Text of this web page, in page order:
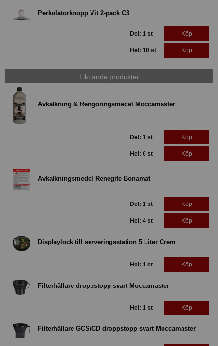
Perkolatorknopp Vit 2-pack C3
Del: 1 st Köp
Hel: 10 st Köp
Liknande produkter
Avkalkning & Rengöringsmedel Moccamaster
Del: 1 st Köp
Hel: 6 st Köp
Avkalkningsmedel Renegite Bonamat
Del: 1 st Köp
Hel: 4 st Köp
Displaylock till serveringsstation 5 Liter Crem
Hel: 1 st Köp
Filterhållare droppstopp svart Moccamaster
Hel: 1 st Köp
Filterhållare GCS/CD droppstopp svart Moccamaster